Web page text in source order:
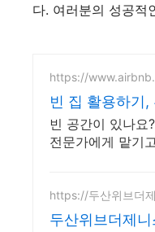
다. 여러분의 성공적
https://
빈 집 활용하기,
자
빈 공간이 있나요
전문가에게 맡기
https://두산위브더
두산위브더제니